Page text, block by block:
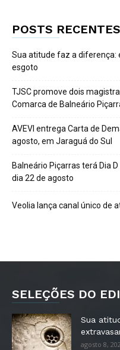
POSTS RECENTES
Sua atitude faz a diferença:
esgoto
TJSC promove dois
Comarca de Balneário
AVEVI entrega Carta de
agosto, em Jaraguá do Sul
Balneário Piçarras terá Dia
dia 22 de agosto
Veolia lança canal único de
SELEÇÕES DO
Sua
agosto 8,